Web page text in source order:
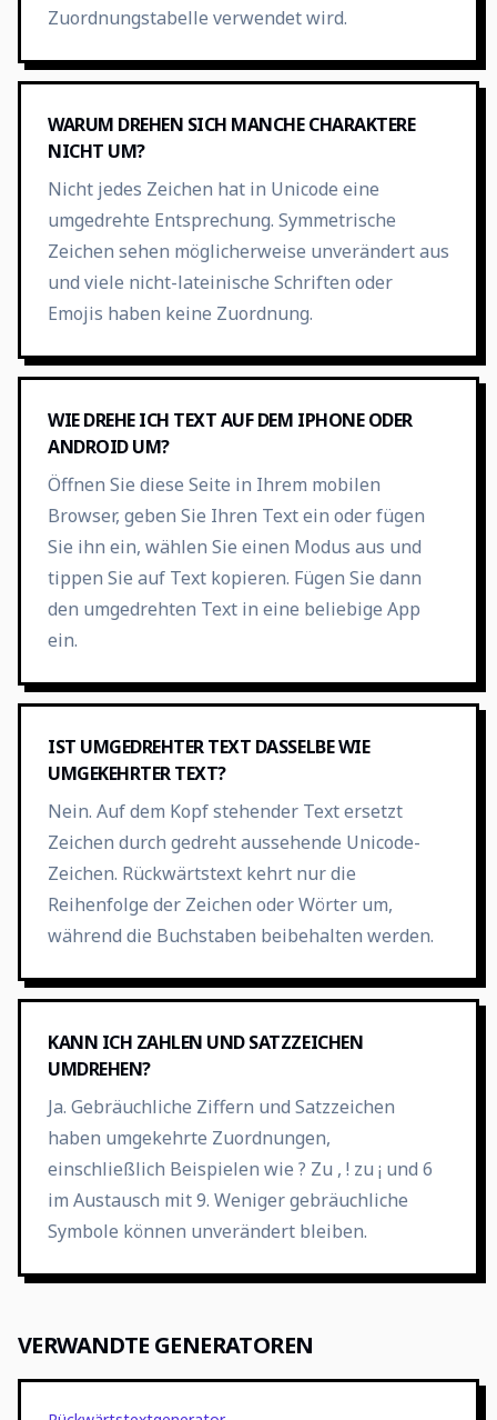
Zuordnungstabelle verwendet wird.
WARUM DREHEN SICH MANCHE CHARAKTERE
NICHT UM?
Nicht jedes Zeichen hat in Unicode eine
umgedrehte Entsprechung. Symmetrische
Zeichen sehen möglicherweise unverändert aus
und viele nicht-lateinische Schriften oder
Emojis haben keine Zuordnung.
WIE DREHE ICH TEXT AUF DEM IPHONE ODER
ANDROID UM?
Öffnen Sie diese Seite in Ihrem mobilen
Browser, geben Sie Ihren Text ein oder fügen
Sie ihn ein, wählen Sie einen Modus aus und
tippen Sie auf Text kopieren. Fügen Sie dann
den umgedrehten Text in eine beliebige App
ein.
IST UMGEDREHTER TEXT DASSELBE WIE
UMGEKEHRTER TEXT?
Nein. Auf dem Kopf stehender Text ersetzt
Zeichen durch gedreht aussehende Unicode-
Zeichen. Rückwärtstext kehrt nur die
Reihenfolge der Zeichen oder Wörter um,
während die Buchstaben beibehalten werden.
KANN ICH ZAHLEN UND SATZZEICHEN
UMDREHEN?
Ja. Gebräuchliche Ziffern und Satzzeichen
haben umgekehrte Zuordnungen,
einschließlich Beispielen wie ? Zu , ! zu ¡ und 6
im Austausch mit 9. Weniger gebräuchliche
Symbole können unverändert bleiben.
VERWANDTE GENERATOREN